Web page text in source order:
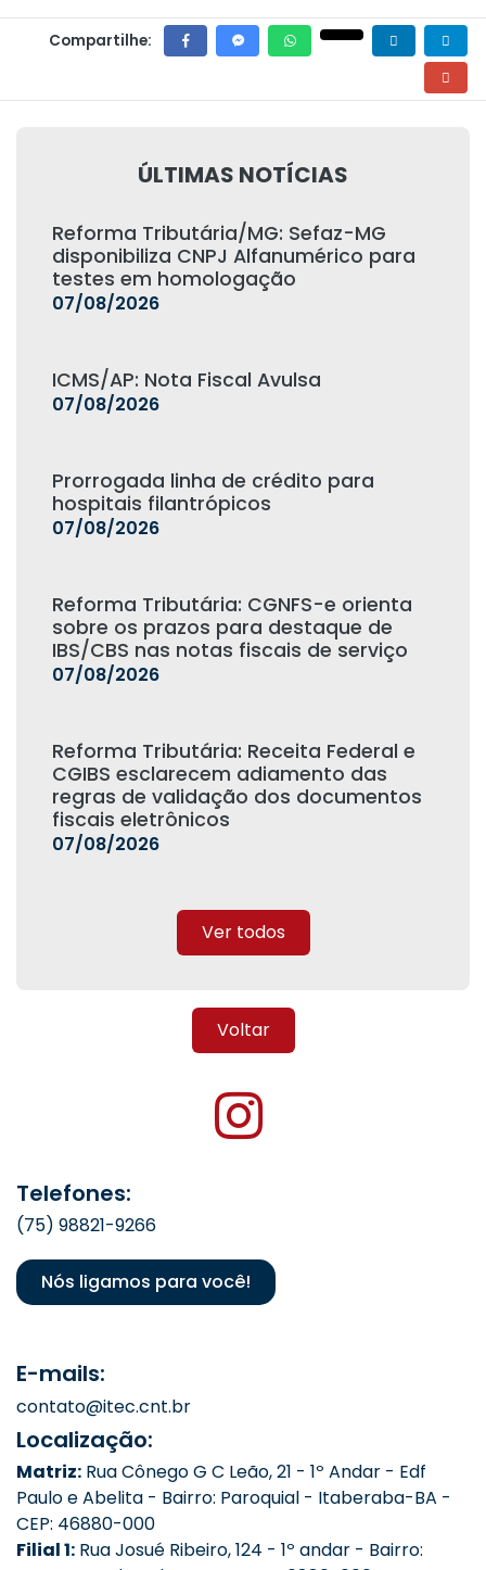
Compartilhe:
ÚLTIMAS NOTÍCIAS
Reforma Tributária/MG: Sefaz-MG
disponibiliza CNPJ Alfanumérico para
testes em homologação
07/08/2026
ICMS/AP: Nota Fiscal Avulsa
07/08/2026
Prorrogada linha de crédito para
hospitais filantrópicos
07/08/2026
Reforma Tributária: CGNFS-e orienta
sobre os prazos para destaque de
IBS/CBS nas notas fiscais de serviço
07/08/2026
Reforma Tributária: Receita Federal e
CGIBS esclarecem adiamento das
regras de validação dos documentos
fiscais eletrônicos
07/08/2026
Ver todos
Voltar
Telefones:
(75) 98821-9266
Nós ligamos para você!
E-mails:
contato@itec.cnt.br
Localização:
Matriz: Rua Cônego G C Leão, 21 - 1º Andar - Edf
Paulo e Abelita - Bairro: Paroquial - Itaberaba-BA -
CEP: 46880-000
Filial 1: Rua Josué Ribeiro, 124 - 1º andar - Bairro: